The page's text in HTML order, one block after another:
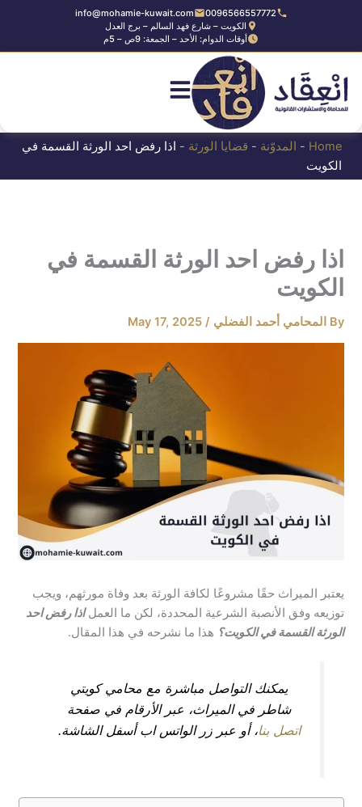
0096566557772
info@mohamie-kuwait.com
الكويت – شارع فهد السالم – برج العدل
أوقات الدوام: الأحد – الجمعة: 9ص – 5م
Home
- المدوّنة - قضايا الورثة - اذا رفض احد الورثة القسمة في
الكويت
اذا رفض احد الورثة القسمة في
الكويت
By المحامي أحمد الفضلي /
May 17, 2025
يعتبر الميراث حقًا مشروعًا لكافة الورثة بعد وفاة مورثهم، ويجب
توزيعه وفق الأنصبة الشرعية المحددة، لكن ما العملاذا رفض احد
الورثة القسمة في الكويت؟ هذا ما نشرحه في هذا المقال.
يمكنك التواصل مباشرة مع محامي كويتي
شاطر في الميراث، عبر الأرقام في صفحة
اتصل بنا، أو عبر زر الواتس اب أسفل الشاشة.